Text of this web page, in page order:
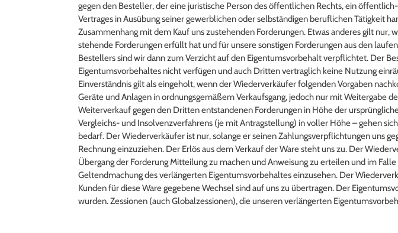
gegen den Besteller, der eine juristische Person des öffentlichen Rechts, ein
Vertrages in Ausübung seiner gewerblichen oder selbständigen beruflichen Tätigkeit
Zusammenhang mit dem Kauf uns zustehenden Forderungen. Etwas anderes gilt
stehende Forderungen erfüllt hat und für unsere sonstigen Forderungen aus den
Bestellers sind wir dann zum Verzicht auf den Eigentumsvorbehalt verpflichtet. Der
Eigentumsvorbehaltes nicht verfügen und auch Dritten vertraglich keine Nutzung
Einverständnis gilt als eingeholt, wenn der Wiederverkäufer folgenden Vorgaben
Geräte und Anlagen in ordnungsgemäßem Verkaufsgang, jedoch nur mit Weitergabe
Weiterverkauf gegen den Dritten entstandenen Forderungen in Höhe der
Vergleichs- und Insolvenzverfahrens (je mit Antragstellung) in voller Höhe – gehen
bedarf. Der Wiederverkäufer ist nur, solange er seinen Zahlungsverpflichtungen uns
Rechnung einzuziehen. Der Erlös aus dem Verkauf der Ware steht uns zu. Der
Übergang der Forderung Mitteilung zu machen und Anweisung zu erteilen und im
Geltendmachung des verlängerten Eigentumsvorbehaltes einzusehen. Der
Kunden für diese Ware gegebene Wechsel sind auf uns zu übertragen. Der
wurden. Zessionen (auch Globalzessionen), die unseren verlängerten